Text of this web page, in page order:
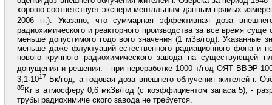
хорошо соответствует экспери ментальным данным прямых
2006 гг.). Указано, что суммарная эффективная доза
радиохимического и реакторного производства за все время
меньше допустимого годо вого значения (1 мЗв/год). Указанные
меньше даже флуктуаций естественного радиационного фона и
нового крупного радиохимического завода на
допущения и решения: - при переработке 1000 т/год ОЯТ ВВЭР-
3,1·1017 Бк/год, а годовая доза внешнего облучения жителей г.
85Kr в атмосферу 0,6 мкЗв/год (с коэффициентом запаса 5); -
трубы радиохимиче ского завода не требуется.